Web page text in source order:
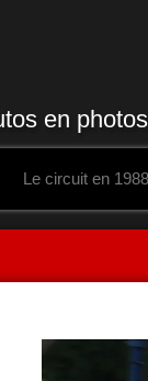
en photos
Le circuit en 1988